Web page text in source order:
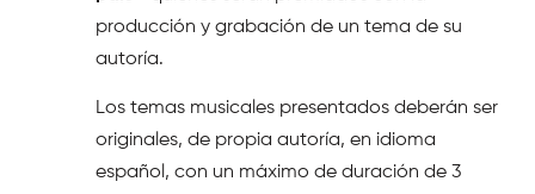
producción y grabación de un tema de su
autoría.
Los temas musicales presentados deberán ser
originales, de propia autoría, en idioma
español, con un máximo de duración de 3